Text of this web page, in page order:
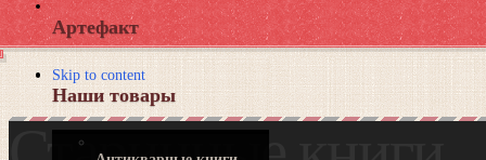
Артефакт
Наши товары
Skip to content